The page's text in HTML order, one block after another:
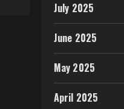
July 2025
June 2025
May 2025
April 2025